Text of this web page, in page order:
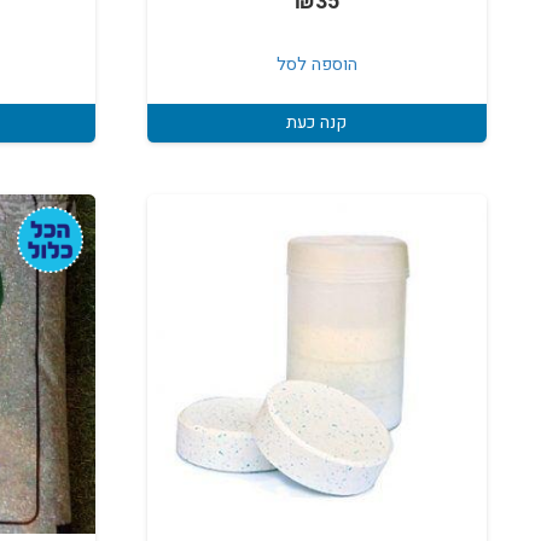
הוספה לסל
קנה כעת